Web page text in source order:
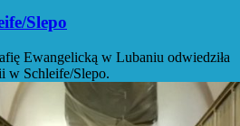
Slepo
Ewangelicką w Lubaniu odwiedziła
w Schleife/Slepo.